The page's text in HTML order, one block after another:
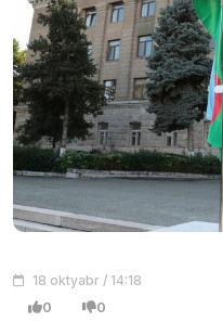
18 oktyabr / 14:18
0 0